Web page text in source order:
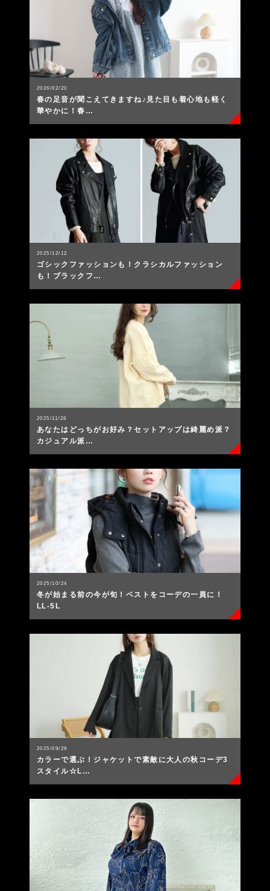
2026/02/20
春の足音が聞こえてきますね♪見た目も着心地も軽く
華やかに！春…
2025/12/12
ゴシックファッションも！クラシカルファッション
も！ブラックフ…
2025/11/28
あなたはどっちがお好み？セットアップは綺麗め派？
カジュアル派…
2025/10/24
冬が始まる前の今が旬！ベストをコーデの一員に！
LL-5L
2025/09/29
カラーで選ぶ！ジャケットで素敵に大人の秋コーデ3
スタイル☆L…